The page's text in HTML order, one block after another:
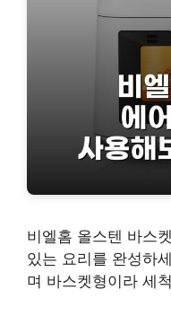
비엘홈 올스텐 바스
있는 요리를 완성하
며 바스켓형이라 세